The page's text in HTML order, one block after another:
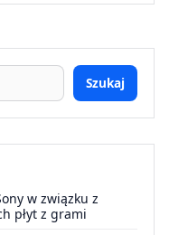
Szukaj
w związku z
płyt z grami